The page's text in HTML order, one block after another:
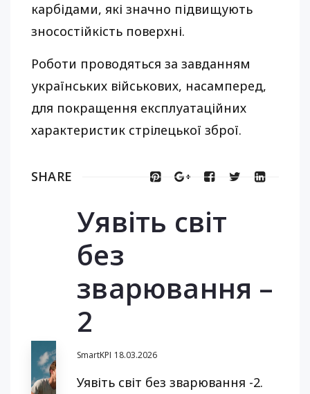
карбідами, які значно підвищують
зносостійкість поверхні.
Роботи проводяться за завданням
українських військових, насамперед,
для покращення експлуатаційних
характеристик стрілецької зброї.
SHARE
Уявіть світ
без
зварювання –
2
SmartKPI 18.03.2026
Уявіть світ без зварювання -2.